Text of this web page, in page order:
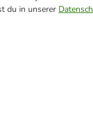
du in unserer